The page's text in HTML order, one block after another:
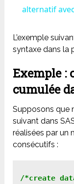
alternatif
L’exemple
syntaxe dans la
Exemple :
cumulée
Supposons que
suivant dans
réalisées par un
consécutifs :